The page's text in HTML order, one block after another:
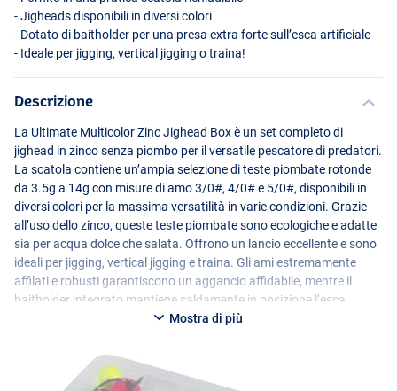
- Jigheads disponibili in diversi colori
- Dotato di baitholder per una presa extra forte sull’esca artificiale
- Ideale per jigging, vertical jigging o traina!
Descrizione
La Ultimate Multicolor Zinc Jighead Box è un set completo di
jighead in zinco senza piombo per il versatile pescatore di predatori.
La scatola contiene un’ampia selezione di teste piombate rotonde
da 3.5g a 14g con misure di amo 3/0#, 4/0# e 5/0#, disponibili in
diversi colori per la massima versatilità in varie condizioni. Grazie
all’uso dello zinco, queste teste piombate sono ecologiche e adatte
sia per acqua dolce che salata. Offrono un lancio eccellente e sono
ideali per jigging, vertical jigging e traina. Gli ami estremamente
affilati e robusti garantiscono un aggancio affidabile, mentre il
baitholder integrato mantiene saldamente in posizione l’esca
artificiale. Tutto è fornito in una pratica scatola richiudibile, così
Contenuto della scatola:
Mostra di più